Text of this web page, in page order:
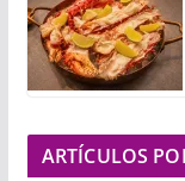
a
n
d
.
.
ARTÍCULOS